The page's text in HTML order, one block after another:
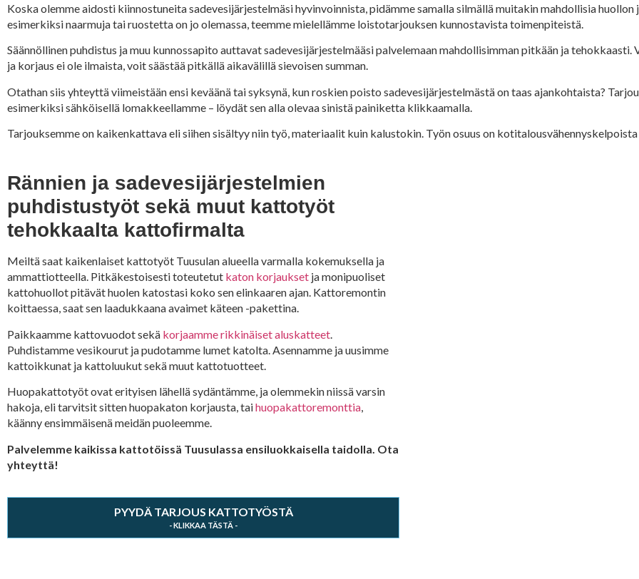
Koska olemme aidosti kiinnostuneita sadevesijärjestelmäsi hyvinvoinnista, pidämme samalla silmällä muitakin mahdollisia huollon
esimerkiksi naarmuja tai ruostetta on jo olemassa, teemme mielellämme loistotarjouksen kunnostavista toimenpiteistä.
Säännöllinen puhdistus ja muu kunnossapito auttavat sadevesijärjestelmääsi palvelemaan mahdollisimman pitkään ja tehokkaasti.
ja korjaus ei ole ilmaista, voit säästää pitkällä aikavälillä sievoisen summan.
Otathan siis yhteyttä viimeistään ensi keväänä tai syksynä, kun roskien poisto sadevesijärjestelmästä on taas ajankohtaista?
esimerkiksi sähköisellä lomakkeellamme – löydät sen alla olevaa sinistä painiketta klikkaamalla.
Tarjouksemme on kaikenkattava eli siihen sisältyy niin työ, materiaalit kuin kalustokin. Työn osuus on kotitalousvähennyskelpoista
Rännien ja sadevesijärjestelmien
puhdistustyöt sekä muut kattotyöt
tehokkaalta kattofirmalta
Meiltä saat kaikenlaiset kattotyöt Tuusulan alueella varmalla kokemuksella ja
ammattiotteella. Pitkäkestoisesti toteutetut katon korjaukset ja monipuoliset
kattohuollot pitävät huolen katostasi koko sen elinkaaren ajan. Kattoremontin
koittaessa, saat sen laadukkaana avaimet käteen -pakettina.
Paikkaamme kattovuodot sekä korjaamme rikkinäiset aluskatteet
Puhdistamme vesikourut ja pudotamme lumet katolta. Asennamme ja uusimme
kattoikkunat ja kattoluukut sekä muut kattotuotteet.
Huopakattotyöt ovat erityisen lähellä sydäntämme, ja olemmekin niissä varsin
hakoja, eli tarvitsit sitten huopakaton korjausta, taihuopakattoremonttia,
käänny ensimmäisenä meidän puoleemme.
Palvelemme kaikissa kattotöissä Tuusulassa ensiluokkaisella taidolla. Ota
yhteyttä!
PYYDÄ TARJOUS KATTOTYÖSTÄ